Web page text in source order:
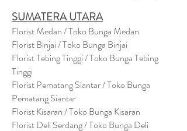
SUMATERA UTARA
Florist Medan / Toko Bunga Medan
Florist Binjai / Toko Bunga Binjai
Florist Tebing Tinggi / Toko Bunga Tebing
Tinggi
Florist Pematang Siantar / Toko Bunga
Pematang Siantar
Florist Kisaran / Toko Bunga Kisaran
Florist Deli Serdang / Toko Bunga Deli